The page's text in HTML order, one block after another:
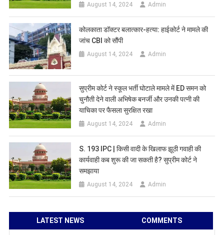
August 14, 2024 Admin
कोलकाता डॉक्टर बलात्कार-हत्या: हाईकोर्ट ने मामले की
जांच CBI को सौंपी
August 14, 2024 Admin
सुप्रीम कोर्ट ने स्कूल भर्ती घोटाले मामले में ED समन को
चुनौती देने वाली अभिषेक बनर्जी और उनकी पत्नी की
याचिका पर फैसला सुरक्षित रखा
August 14, 2024 Admin
S. 193 IPC | किसी वादी के खिलाफ झूठी गवाही की
कार्यवाही कब शुरू की जा सकती है? सुप्रीम कोर्ट ने
समझाया
August 14, 2024 Admin
LATEST NEWS COMMENTS